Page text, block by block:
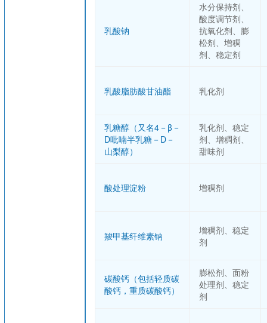
乳酸钠
水分保持剂、
酸度调节剂、
抗氧化剂、膨
松剂、增稠
剂、稳定剂
乳酸脂肪酸甘油酯 乳化剂
乳糖醇（又名4－β－
D吡喃半乳糖－D－
山梨醇）
乳化剂、稳定
剂、增稠剂、
甜味剂
酸处理淀粉 增稠剂
羧甲基纤维素钠
增稠剂、稳定
剂
碳酸钙（包括轻质碳
酸钙，重质碳酸钙）
膨松剂、面粉
处理剂、稳定
剂